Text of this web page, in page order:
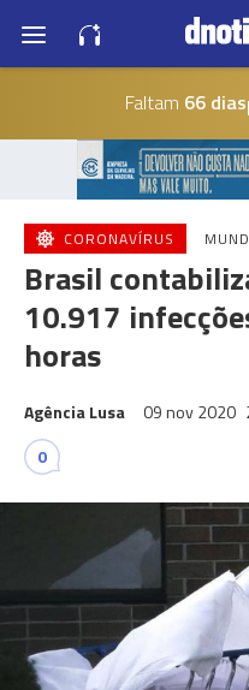
Faltam 66 dias
CORONAVÍRUS
Brasil
10.917
horas
Agência Lusa 09 nov 2020
0